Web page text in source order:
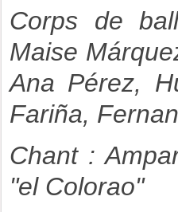
Corps de
Maise
Ana Pérez,
Fariña,
Chant :
"el Colorao"